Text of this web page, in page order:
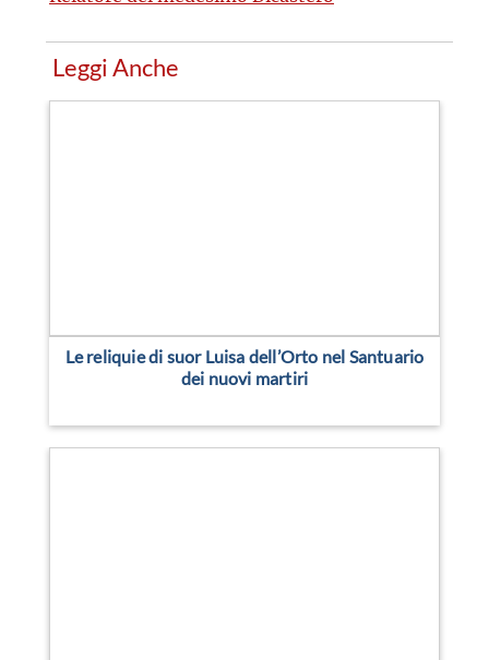
Leggi Anche
Le reliquie di suor Luisa dell’Orto nel Santuario
dei nuovi martiri